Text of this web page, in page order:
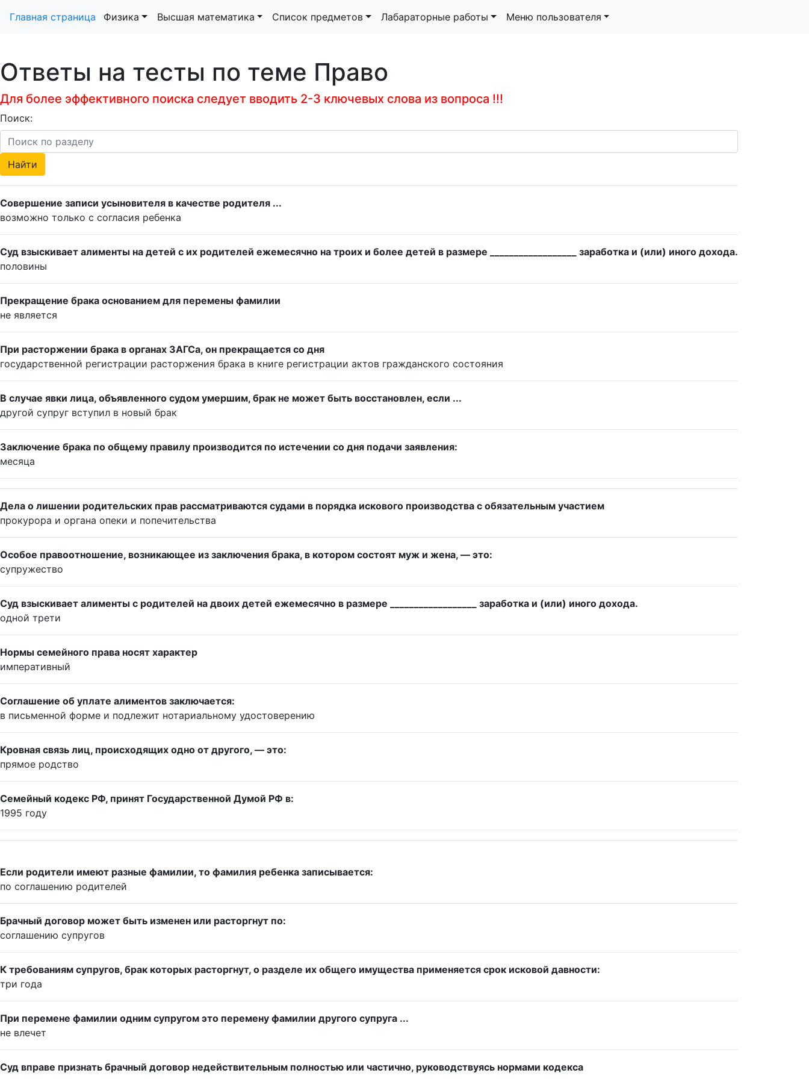
Главная страница Физика Высшая математика Список предметов Лабараторные работы Меню пользователя
Ответы на тесты по теме Право
Для более эффективного поиска следует вводить 2-3 ключевых слова из вопроса !!!
Поиск:
Совершение записи усыновителя в качестве родителя ...
возможно только с согласия ребенка
Суд взыскивает алименты на детей с их родителей ежемесячно на троих и более детей в размере __________________ заработка и (или) иного дохода.
половины
Прекращение брака основанием для перемены фамилии
не является
При расторжении брака в органах ЗАГСа, он прекращается со дня
государственной регистрации расторжения брака в книге регистрации актов гражданского состояния
В случае явки лица, объявленного судом умершим, брак не может быть восстановлен, если ...
другой супруг вступил в новый брак
Заключение брака по общему правилу производится по истечении со дня подачи заявления:
месяца
Дела о лишении родительских прав рассматриваются судами в порядка искового производства с обязательным участием
прокурора и органа опеки и попечительства
Особое правоотношение, возникающее из заключения брака, в котором состоят муж и жена, — это:
супружество
Суд взыскивает алименты с родителей на двоих детей ежемесячно в размере __________________ заработка и (или) иного дохода.
одной трети
Нормы семейного права носят характер
императивный
Соглашение об уплате алиментов заключается:
в письменной форме и подлежит нотариальному удостоверению
Кровная связь лиц, происходящих одно от другого, — это:
прямое родство
Семейный кодекс РФ, принят Государственной Думой РФ в:
1995 году
Если родители имеют разные фамилии, то фамилия ребенка записывается:
по соглашению родителей
Брачный договор может быть изменен или расторгнут по:
соглашению супругов
К требованиям супругов, брак которых расторгнут, о разделе их общего имущества применяется срок исковой давности:
три года
При перемене фамилии одним супругом это перемену фамилии другого супруга ...
не влечет
Суд вправе признать брачный договор недействительным полностью или частично, руководствуясь нормами кодекса